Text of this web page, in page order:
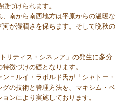
づけられます。
南から南西地方は平原からの温暖な
が湿潤さを保ちます。そして晩秋の
リティス・シネレア」の発生に多分
徴づけの礎となります。
＝ルイ・ラボルド氏が「シャトー・
の技術と管理方法を、マキシム・ベ
ンにより実施しております。